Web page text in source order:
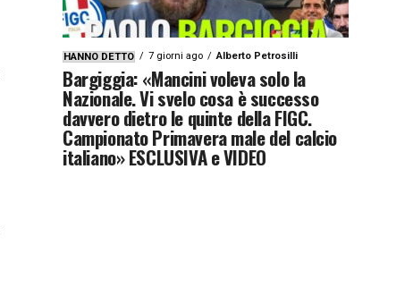
HANNO DETTO 7 giorni ago Alberto Petrosilli
Bargiggia: «Mancini voleva solo la
Nazionale. Vi svelo cosa è successo
davvero dietro le quinte della FIGC.
Campionato Primavera male del calcio
italiano» ESCLUSIVA e VIDEO